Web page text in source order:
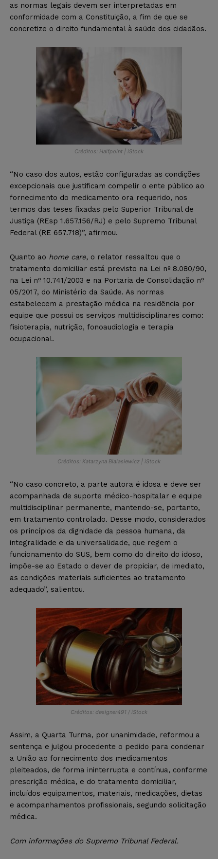
as normas legais devem ser interpretadas em
conformidade com a Constituição, a fim de que se
concretize o direito fundamental à saúde dos cidadãos.
Créditos: Halfpoint | iStock
“No caso dos autos, estão configuradas as condições
excepcionais que justificam compelir o ente público ao
fornecimento do medicamento ora requerido, nos
termos das teses fixadas pelo Superior Tribunal de
Justiça (REsp 1.657.156/RJ) e pelo Supremo Tribunal
Federal (RE 657.718)”, afirmou.
Quanto ao home care, o relator ressaltou que o
tratamento domiciliar está previsto na Lei nº 8.080/90,
na Lei nº 10.741/2003 e na Portaria de Consolidação nº
05/2017, do Ministério da Saúde. As normas
estabelecem a prestação médica na residência por
equipe que possui os serviços multidisciplinares como:
fisioterapia, nutrição, fonoaudiologia e terapia
ocupacional.
Créditos: Katarzyna Bialasiewicz | iStock
“No caso concreto, a parte autora é idosa e deve ser
acompanhada de suporte médico-hospitalar e equipe
multidisciplinar permanente, mantendo-se, portanto,
em tratamento controlado. Desse modo, considerados
os princípios da dignidade da pessoa humana, da
integralidade e da universalidade, que regem o
funcionamento do SUS, bem como do direito do idoso,
impõe-se ao Estado o dever de propiciar, de imediato,
as condições materiais suficientes ao tratamento
adequado”, salientou.
Créditos: designer491 / iStock
Assim, a Quarta Turma, por unanimidade, reformou a
sentença e julgou procedente o pedido para condenar
a União ao fornecimento dos medicamentos
pleiteados, de forma ininterrupta e contínua, conforme
prescrição médica, e do tratamento domiciliar,
incluídos equipamentos, materiais, medicações, dietas
e acompanhamentos profissionais, segundo solicitação
médica.
Com informações do Supremo Tribunal Federal.